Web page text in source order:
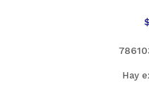
$
Hay